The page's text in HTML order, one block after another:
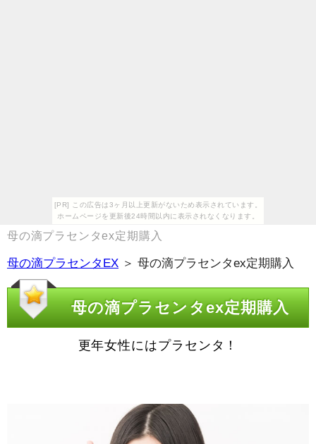
[PR] この広告は3ヶ月以上更新がないため表示されています。
ホームページを更新後24時間以内に表示されなくなります。
母の滴プラセンタex定期購入
母の滴プラセンタEX ＞ 母の滴プラセンタex定期購入
母の滴プラセンタex定期購入
更年女性にはプラセンタ！